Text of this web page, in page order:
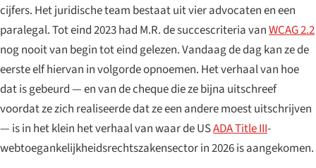
cijfers. Het juridische team bestaat uit vier advocaten en een
paralegal. Tot eind 2023 had M.R. de succescriteria vanWCAG 2.2
nog nooit van begin tot eind gelezen. Vandaag de dag kan ze de
eerste elf hiervan in volgorde opnoemen. Het verhaal van hoe
dat is gebeurd — en van de cheque die ze bijna uitschreef
voordat ze zich realiseerde dat ze een andere moest uitschrijven
— is in het klein het verhaal van waar de USADA Title III-
webtoegankelijkheidsrechtszakensector in 2026 is aangekomen.